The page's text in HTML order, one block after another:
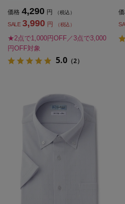
価格 4,290 円 （税込）
SALE 3,990 円 （税込）
★2点で1,000円OFF／3点で3,000
円OFF対象
5.0 （2）